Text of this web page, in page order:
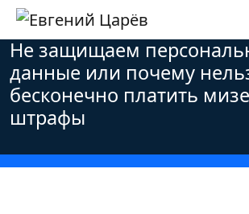
Главная»Новости»Персональные
Не защищаем
данные или почему
бесконечно платить
штрафы